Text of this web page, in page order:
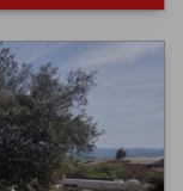
Next